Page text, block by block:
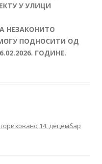
У УЛИЦИ
НЕЗАКОНИТО
МОГУ ПОДНОСИТИ ОД
ГОДИНЕ.
14. децембар